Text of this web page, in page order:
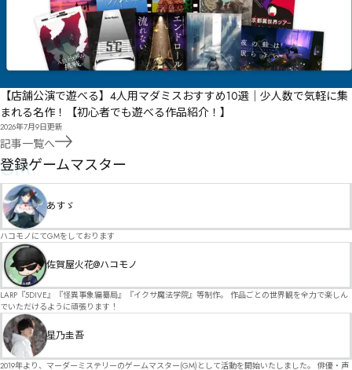
【店舗公演で遊べる】4人用マダミスおすすめ10選｜少人数で気軽に集
まれる名作！【初心者でも遊べる作品紹介！】
2026年7月9日更新
記事一覧へ
GM
登録ゲームマスター
あすゞ
ハコモノにてGMをしております
佐賀屋火花@ハコモノ
LARP『5DIVE』『怪異事象編纂局』『イクサ魔法学院』等制作。 作品ごとの世界観を全力で楽しん
でいただけるように頑張ります！
星乃圭吾
2019年より、マーダーミステリーのゲームマスター(GM)として活動を開始いたしました。 俳優・声